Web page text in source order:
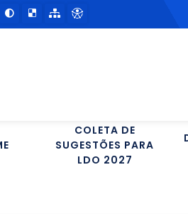
COLETA DE
SUGESTÕES PARA
LDO 2027